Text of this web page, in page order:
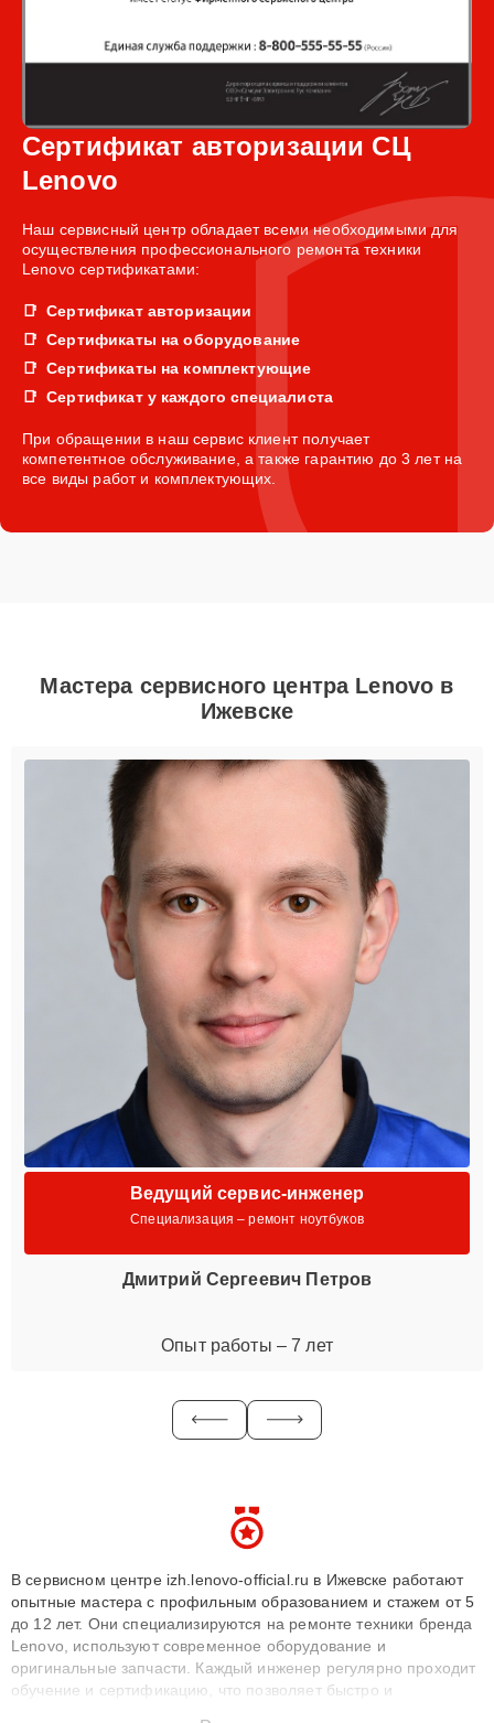
Сертификат авторизации СЦ
Lenovo
Наш сервисный центр обладает всеми необходимыми для
осуществления профессионального ремонта техники
Lenovo сертификатами:
Сертификат авторизации
Сертификаты на оборудование
Сертификаты на комплектующие
Сертификат у каждого специалиста
При обращении в наш сервис клиент получает
компетентное обслуживание, а также гарантию до 3 лет на
все виды работ и комплектующих.
Мастера сервисного центра Lenovo в
Ижевске
Ведущий сервис-инженер
Специализация – ремонт ноутбуков
Дмитрий Сергеевич Петров
Опыт работы – 7 лет
В сервисном центре izh.lenovo-official.ru в Ижевске работают
опытные мастера с профильным образованием и стажем от 5
до 12 лет. Они специализируются на ремонте техники бренда
Lenovo, используют современное оборудование и
оригинальные запчасти. Каждый инженер регулярно проходит
обучение и сертификацию, что позволяет быстро и